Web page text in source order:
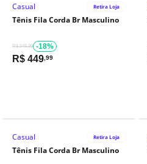
Casual Retira Loja
Tênis Fila Corda Br Masculino
R$ 549,99 -18%
R$ 449 ,99
Casual Retira Loja
Tênis Fila Corda Br Masculino